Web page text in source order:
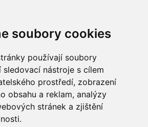
soubory cookies
používají soubory
sledovací nástroje s cílem
prostředí, zobrazení
obsahu a reklam, analýzy
stránek a zjištění